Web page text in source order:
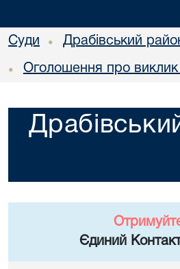
Суди • Драбівський
• Оголошення про виклик
Єдиний